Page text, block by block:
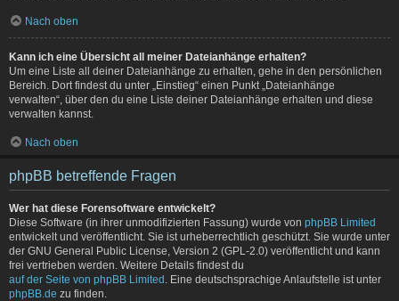
Nach oben
Kann ich eine Übersicht all meiner Dateianhänge erhalten?
Um eine Liste all deiner Dateianhänge zu erhalten, gehe in den persönlichen
Bereich. Dort findest du unter „Einstieg“ einen Punkt „Dateianhänge
verwalten“, über den du eine Liste deiner Dateianhänge erhalten und diese
verwalten kannst.
Nach oben
phpBB betreffende Fragen
Wer hat diese Forensoftware entwickelt?
Diese Software (in ihrer unmodifizierten Fassung) wurde von phpBB Limited
entwickelt und veröffentlicht. Sie ist urheberrechtlich geschützt. Sie wurde unter
der GNU General Public License, Version 2 (GPL-2.0) veröffentlicht und kann
frei vertrieben werden. Weitere Details findest du
auf der Seite von phpBB Limited . Eine deutschsprachige Anlaufstelle ist unter
phpBB.de zu finden.